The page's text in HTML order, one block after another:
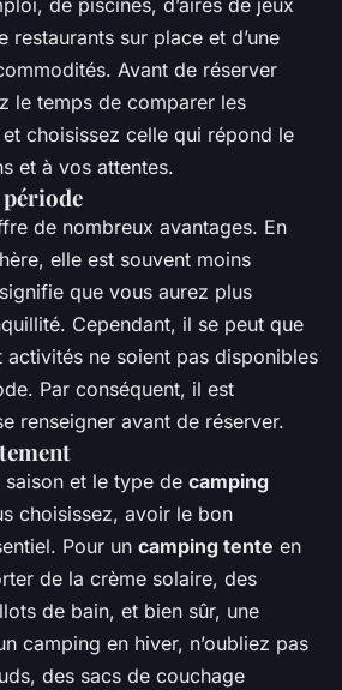
de piscines, d’aires de jeux
restaurants sur place et d’une
Avant de réserver
le temps de comparer les
choisissez celle qui répond le
et à vos attentes.
de nombreux avantages. En
elle est souvent moins
que vous aurez plus
Cependant, il se peut que
activités ne soient pas disponibles
Par conséquent, il est
renseigner avant de réserver.
saison et le type de camping
choisissez, avoir le bon
Pour un camping tente en
de la crème solaire, des
de bain, et bien sûr, une
camping en hiver, n’oubliez pas
des sacs de couchage